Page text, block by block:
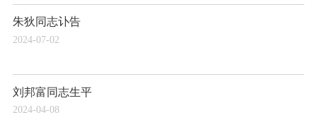
朱狄同志讣告
2024-07-02
刘邦富同志生平
2024-04-08